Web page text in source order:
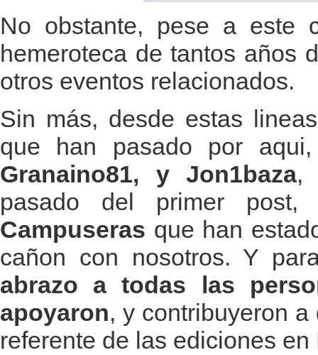
No obstante, pese a este
hemeroteca de tantos años
otros eventos relacionados.
Sin más, desde estas
que han pasado por
Granaino81, y Jon1baza,
pasado del primer
Campuseras que han
cañon con nosotros. Y
abrazo a todas las
apoyaron, y contribuyeron
referente de las ediciones